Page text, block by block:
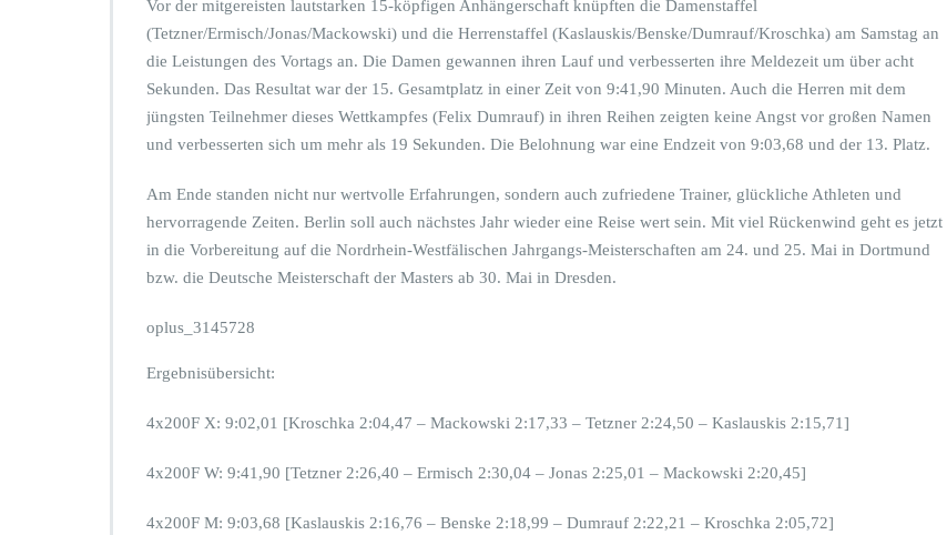
M
e
i
t
e
r
c
a
f
t
Vor der mitgereisten lautstarken 15-köpfigen Anhängerschaft knüpften die Damenstaffel
(Tetzner/Ermisch/Jonas/Mackowski) und die Herrenstaffel (Kaslauskis/Benske/Dumrauf/Kroschka) am Samstag an
die Leistungen des Vortags an. Die Damen gewannen ihren Lauf und verbesserten ihre Meldezeit um über acht
Sekunden. Das Resultat war der 15. Gesamtplatz in einer Zeit von 9:41,90 Minuten. Auch die Herren mit dem
jüngsten Teilnehmer dieses Wettkampfes (Felix Dumrauf) in ihren Reihen zeigten keine Angst vor großen Namen
und verbesserten sich um mehr als 19 Sekunden. Die Belohnung war eine Endzeit von 9:03,68 und der 13. Platz.
Am Ende standen nicht nur wertvolle Erfahrungen, sondern auch zufriedene Trainer, glückliche Athleten und
hervorragende Zeiten. Berlin soll auch nächstes Jahr wieder eine Reise wert sein. Mit viel Rückenwind geht es jetzt
in die Vorbereitung auf die Nordrhein-Westfälischen Jahrgangs-Meisterschaften am 24. und 25. Mai in Dortmund
bzw. die Deutsche Meisterschaft der Masters ab 30. Mai in Dresden.
oplus_3145728
Ergebnisübersicht:
4x200F X: 9:02,01 [Kroschka 2:04,47 – Mackowski 2:17,33 – Tetzner 2:24,50 – Kaslauskis 2:15,71]
4x200F W: 9:41,90 [Tetzner 2:26,40 – Ermisch 2:30,04 – Jonas 2:25,01 – Mackowski 2:20,45]
4x200F M: 9:03,68 [Kaslauskis 2:16,76 – Benske 2:18,99 – Dumrauf 2:22,21 – Kroschka 2:05,72]